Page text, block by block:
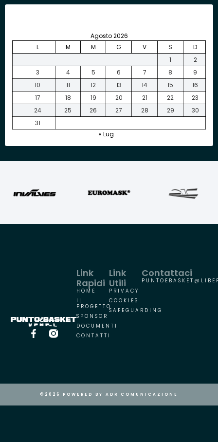
Agosto 2026
L
M M G V S
D
1
2
3
4 5 6 7 8
9
10
11 12 13 14 15
16
17
18 19 20 21 22
23
24
25 26 27 28 29
30
31
« Lug
Link
Utili
PRIVACY
COOKIES
SAFEGUARDING
Link
Rapidi
HOME
IL
PROGETTO
SPONSOR
DOCUMENTI
CONTATTI
Contattaci
©2026 POWERED BY ADR COMUNICAZIONE